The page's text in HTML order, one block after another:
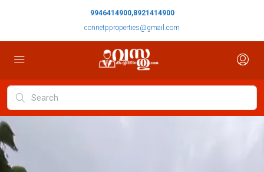
9946414900,8921414900
connetpproperties@gmail.com